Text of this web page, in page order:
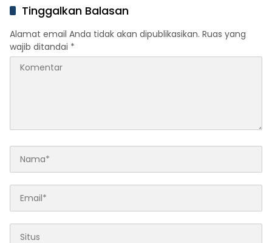
Tinggalkan Balasan
Alamat email Anda tidak akan dipublikasikan. Ruas yang
wajib ditandai *